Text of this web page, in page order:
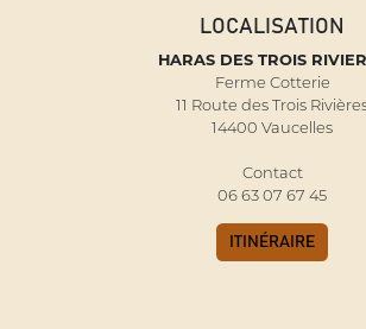
LOCALISATION
HARAS DES TROIS
Ferme Cotterie
11 Route des Trois
14400 Vaucelles
Contact
06 63 07 67 45
ITINÉRAIRE